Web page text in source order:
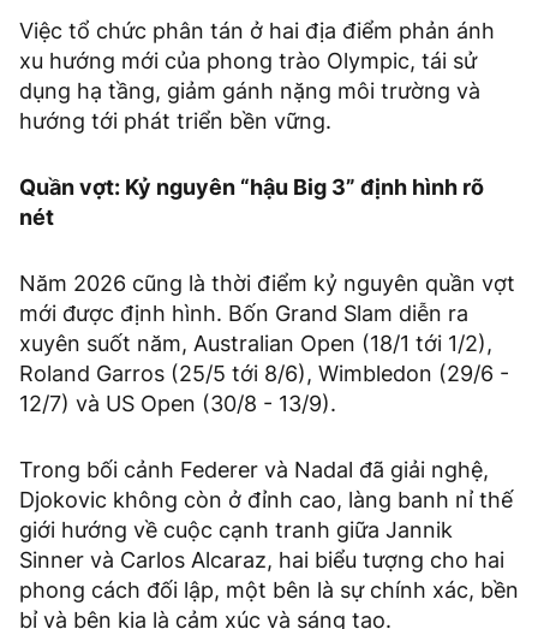
Việc tổ chức phân tán ở hai địa điểm phản ánh
xu hướng mới của phong trào Olympic, tái sử
dụng hạ tầng, giảm gánh nặng môi trường và
hướng tới phát triển bền vững.
Quần vợt: Kỷ nguyên “hậu Big 3” định hình rõ
nét
Năm 2026 cũng là thời điểm kỷ nguyên quần vợt
mới được định hình. Bốn Grand Slam diễn ra
xuyên suốt năm, Australian Open (18/1 tới 1/2),
Roland Garros (25/5 tới 8/6), Wimbledon (29/6 -
12/7) và US Open (30/8 - 13/9).
Trong bối cảnh Federer và Nadal đã giải nghệ,
Djokovic không còn ở đỉnh cao, làng banh nỉ thế
giới hướng về cuộc cạnh tranh giữa Jannik
Sinner và Carlos Alcaraz, hai biểu tượng cho hai
phong cách đối lập, một bên là sự chính xác, bền
bỉ và bên kia là cảm xúc và sáng tạo.